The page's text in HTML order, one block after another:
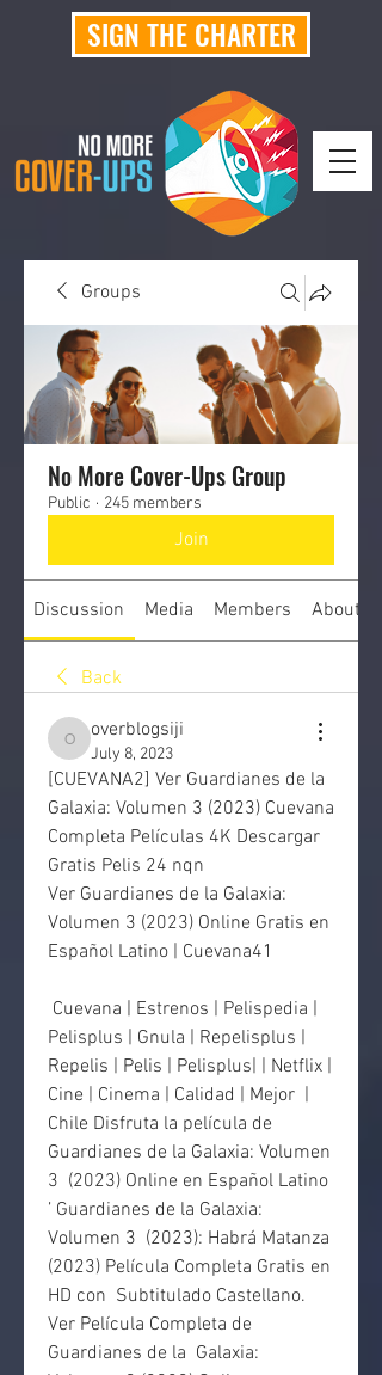
SIGN THE CHARTER
Groups
No More Cover-Ups Group
Public · 245 members
Join
Discussion Media Members About
Back
overblogsiji
overblogsiji
July 8, 2023
[CUEVANA2] Ver Guardianes de la
Galaxia: Volumen 3 (2023) Cuevana
Completa Películas 4K Descargar
Gratis Pelis 24 nqn
Ver Guardianes de la Galaxia:
Volumen 3 (2023) Online Gratis en
Español Latino | Cuevana41
Pelisplus | Gnula | Repelisplus |
Repelis | Pelis | Pelisplus| | Netflix |
Cine | Cinema | Calidad | Mejor  |
Chile Disfruta la película de
Guardianes de la Galaxia: Volumen
3  (2023) Online en Español Latino
’ Guardianes de la Galaxia:
Volumen 3  (2023): Habrá Matanza
(2023) Película Completa Gratis en
HD con  Subtitulado Castellano.
Ver Película Completa de
Guardianes de la  Galaxia: